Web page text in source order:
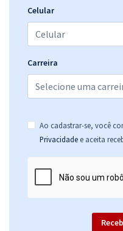
Celular
Carreira
Ao cadastrar-se, você
Privacidade e aceita